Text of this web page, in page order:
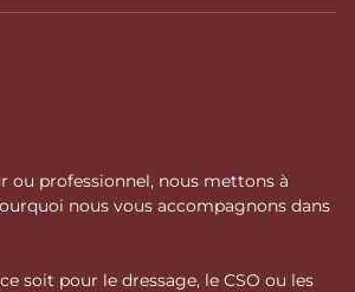
ou professionnel, nous mettons à
nous vous accompagnons dans
soit pour le dressage, le CSO ou les